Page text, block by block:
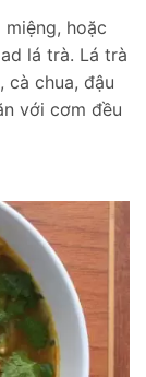
hoặc
lá trà. Lá trà
chua, đậu
với cơm đều